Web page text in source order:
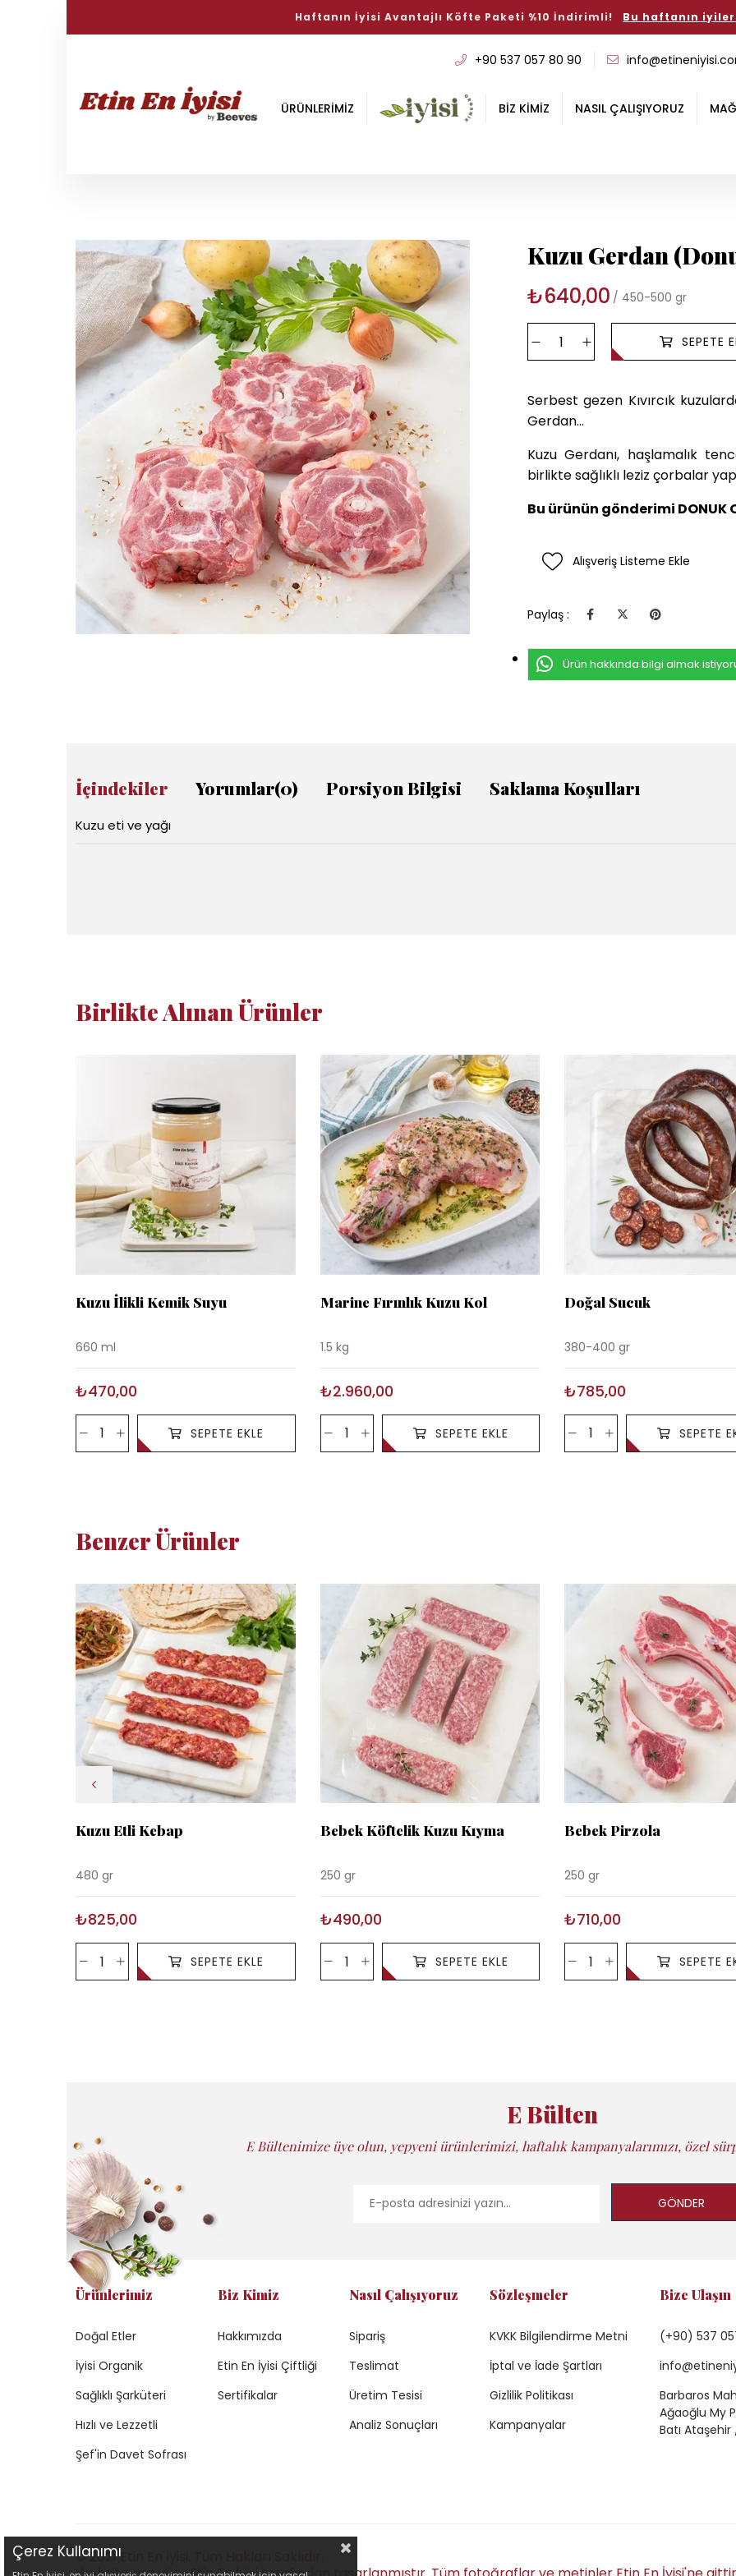
Haftanın İyisi Avantajlı Köfte Paketi %10 İndirimli! Bu haftanın
+90 537 057 80 90
ÜRÜNLERİMİZ BİZ KİMİZ NASIL ÇALIŞIYORUZ
Kuzu Gerdan
₺640,00 450-500 gr
Serbest gezen Kıvırcık
Gerdan…
Kuzu Gerdanı, haşlamalık
birlikte sağlıklı leziz çorbalar
Bu ürünün gönderimi DONUK
Alışveriş Listeme Ekle
Paylaş :
Ürün hakkında bilgi almak
İçindekiler Yorumlar(0) Porsiyon Bilgisi Saklama Koşulları
Kuzu eti ve yağı
Birlikte Alınan Ürünler
Kuzu İlikli Kemik Suyu
660 ml
₺470,00
SEPETE EKLE
Marine Fırınlık Kuzu Kol
1.5 kg
₺2.960,00
SEPETE EKLE
Doğal Sucuk
380-400 gr
₺785,00
SEPETE
Benzer Ürünler
Kuzu Etli Kebap
480 gr
₺825,00
SEPETE EKLE
Bebek Köftelik Kuzu Kıyma
250 gr
₺490,00
SEPETE EKLE
Bebek Pirzola
250 gr
₺710,00
SEPETE
E Bülten
E Bültenimize üye olun, yepyeni ürünlerimizi, haftalık kampanyalarımızı, özel
GÖNDER
Ürünlerimiz
Doğal Etler
İyisi Organik
Sağlıklı Şarküteri
Hızlı ve Lezzetli
Şef'in Davet Sofrası
Biz Kimiz
Hakkımızda
Etin En İyisi Çiftliği
Sertifikalar
Nasıl Çalışıyoruz
Sipariş
Teslimat
Üretim Tesisi
Analiz Sonuçları
Sözleşmeler
KVKK Bilgilendirme Metni
İptal ve İade Şartları
Gizlilik Politikası
Kampanyalar
Bize Ulaşın
(+90) 537
Barbaros
Ağaoğlu My
Batı
© 2021 Etin En İyisi. Tüm Hakları Saklıdır.
Çerez Kullanımı